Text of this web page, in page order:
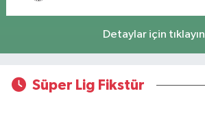
Detaylar için tıklayın
Süper Lig Fikstür